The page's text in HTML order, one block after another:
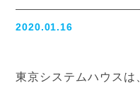
2020.01.16
東京システムハウス